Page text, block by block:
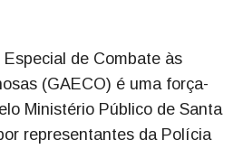
de Combate às
(GAECO) é uma força-
Ministério Público de Santa
representantes da Polícia